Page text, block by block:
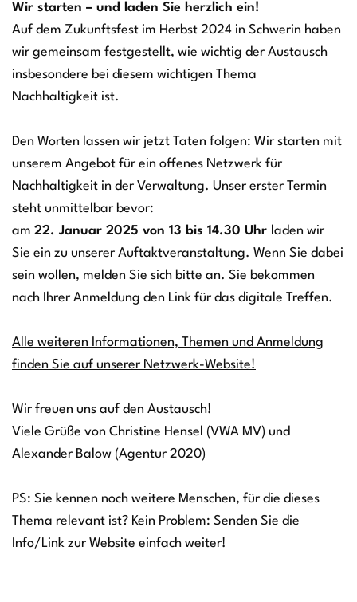
Wir starten – und laden Sie herzlich ein!
Auf dem Zukunftsfest im Herbst 2024 in Schwerin haben
wir gemeinsam festgestellt, wie wichtig der Austausch
insbesondere bei diesem wichtigen Thema
Nachhaltigkeit ist.
Den Worten lassen wir jetzt Taten folgen: Wir starten mit
unserem Angebot für ein offenes Netzwerk für
Nachhaltigkeit in der Verwaltung. Unser erster Termin
steht unmittelbar bevor:
am 22. Januar 2025 von 13 bis 14.30 Uhr laden wir
Sie ein zu unserer Auftaktveranstaltung. Wenn Sie dabei
sein wollen, melden Sie sich bitte an. Sie bekommen
nach Ihrer Anmeldung den Link für das digitale Treffen.
Alle weiteren Informationen, Themen und Anmeldung
finden Sie auf unserer Netzwerk-Website!
Wir freuen uns auf den Austausch!
Viele Grüße von Christine Hensel (VWA MV) und
Alexander Balow (Agentur 2020)
PS: Sie kennen noch weitere Menschen, für die dieses
Thema relevant ist? Kein Problem: Senden Sie die
Info/Link zur Website einfach weiter!